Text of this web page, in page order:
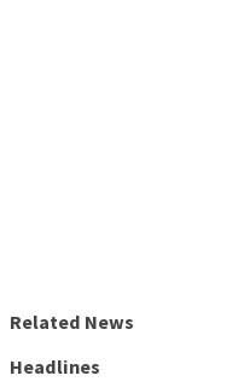
Related News
Headlines